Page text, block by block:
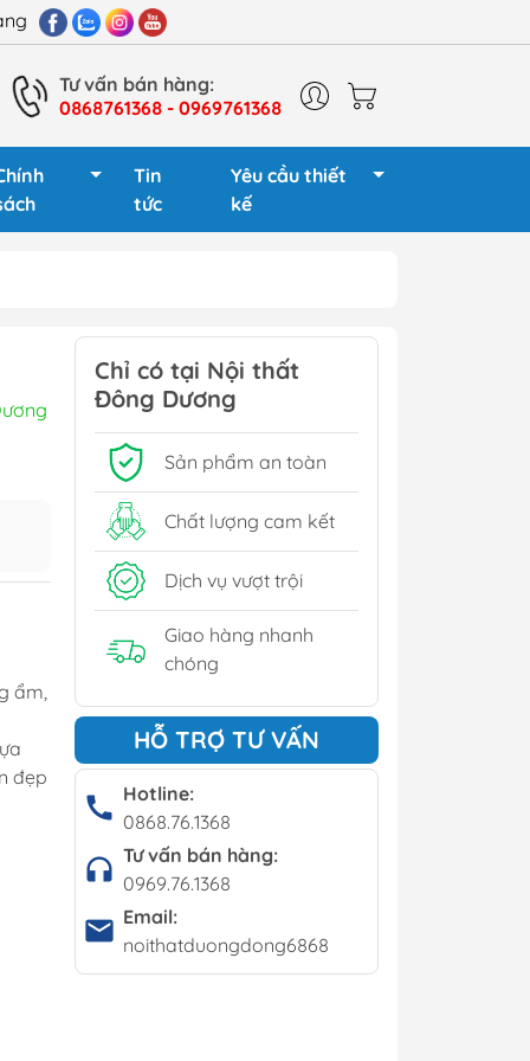
Tư vấn bán hàng:
0868761368 - 0969761368
giám đốc
Cụm bàn làm việc 2
người
Cụm bàn làm việc 4
người
Cụm bàn làm việc 6
người
Bộ bàn ghế cafe
Bàn cafe
Ghế cafe
Ghế bar
Tin
tức
Yêu cầu thiết
kế
ẩm,
đẹp
Chỉ có tại Nội thất
Đông Dương
Sản phẩm an toàn
Chất lượng cam kết
Dịch vụ vượt trội
Giao hàng nhanh
chóng
HỖ TRỢ TƯ VẤN
Hotline:
0868.76.1368
Tư vấn bán hàng:
0969.76.1368
Email:
noithatduongdong6868